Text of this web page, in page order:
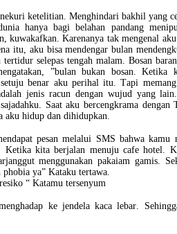
ketelitian. Menghindari bakhil yang
hanya bagi belahan pandang
kuwakafkan. Karenanya tak mengenal aku
itu, aku bisa mendengar bulan
selepas tengah malam. Bosan
”bulan bukan bosan. Ketika
benar aku perihal itu. Tapi
jenis racun dengan wujud yang
Saat aku bercengkrama dengan
aku hidup dan dihidupkan.
pesan melalui SMS bahwa kamu
kita berjalan menuju cafe hotel.
menggunakan pakaiam gamis.
ya” Kataku tertawa.
“ Katamu tersenyum
ke jendela kaca lebar.